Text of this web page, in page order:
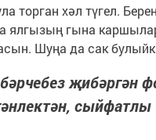
торган хәл түгел.
ялгызың гына
Шуңа да сак
җибәргән
сыйфатлы